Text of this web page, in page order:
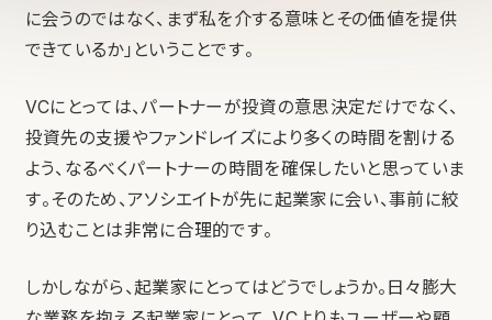
に会うのではなく、まず私を介する意味とその価値を提供
できているか」ということです。
VCにとっては、パートナーが投資の意思決定だけでなく、
投資先の支援やファンドレイズにより多くの時間を割ける
よう、なるべくパートナーの時間を確保したいと思っていま
す。そのため、アソシエイトが先に起業家に会い、事前に絞
り込むことは非常に合理的です。
しかしながら、起業家にとってはどうでしょうか。日々膨大